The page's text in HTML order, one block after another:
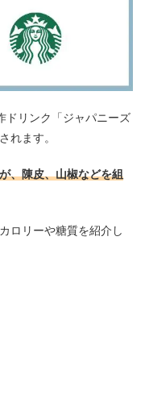
ドリンク「ジャパニーズ
れます。
、陳皮、山椒などを組
ロリーや糖質を紹介し